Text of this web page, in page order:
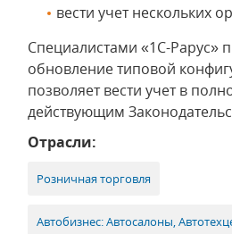
вести учет нескольких
Специалистами «1С-Рарус»
обновление типовой
позволяет вести учет в
действующим
Отрасли:
Розничная торговля
Автобизнес: Автосалоны,